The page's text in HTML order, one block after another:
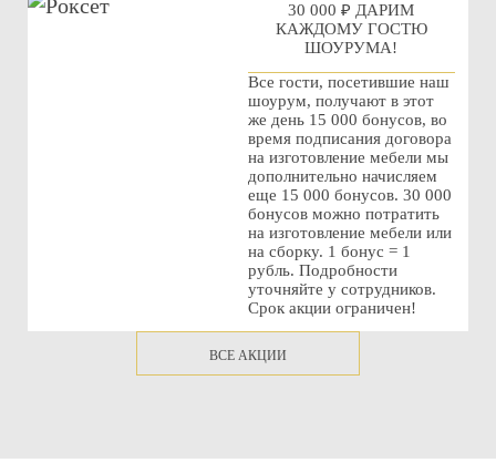
30 000 ₽ ДАРИМ
КАЖДОМУ ГОСТЮ
ШОУРУМА!
Все гости, посетившие наш
шоурум, получают в этот
же день 15 000 бонусов, во
время подписания договора
на изготовление мебели мы
дополнительно начисляем
еще 15 000 бонусов. 30 000
бонусов можно потратить
на изготовление мебели или
на сборку. 1 бонус = 1
рубль. Подробности
уточняйте у сотрудников.
Срок акции ограничен!
ВСЕ АКЦИИ